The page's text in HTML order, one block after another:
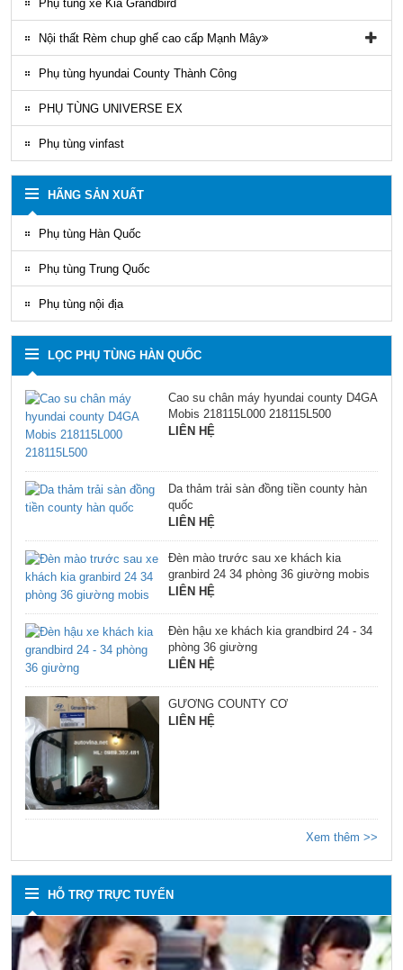
Phụ tùng xe Kia Grandbird
Nội thất Rèm chup ghế cao cấp Mạnh Mây
Rèm áo ghế xe County Mạnh Mây
Phụ tùng hyundai County Thành Công
PHỤ TÙNG UNIVERSE EX
Phụ tùng vinfast
HÃNG SẢN XUẤT
Phụ tùng Hàn Quốc
Phụ tùng Trung Quốc
Phụ tùng nội địa
LỌC PHỤ TÙNG HÀN QUỐC
Cao su chân máy hyundai county D4GA
Mobis 218115L000 218115L500
LIÊN HỆ
Da thảm trải sàn đồng tiền county hàn
quốc
LIÊN HỆ
Đèn mào trước sau xe khách kia
granbird 24 34 phòng 36 giường mobis
LIÊN HỆ
Đèn hậu xe khách kia grandbird 24 - 34
phòng 36 giường
LIÊN HỆ
GƯƠNG COUNTY CƠ
LIÊN HỆ
Xem thêm >>
HỖ TRỢ TRỰC TUYẾN